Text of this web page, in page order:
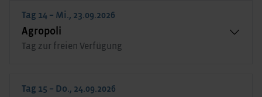
Tag 14 – Mi., 23.09.2026
Agropoli
Tag zur freien Verfügung
Tag 15 – Do., 24.09.2026